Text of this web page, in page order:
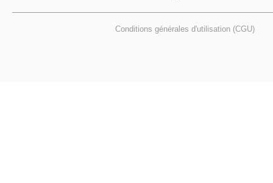
Conditions générales d'utilisation (CGU)